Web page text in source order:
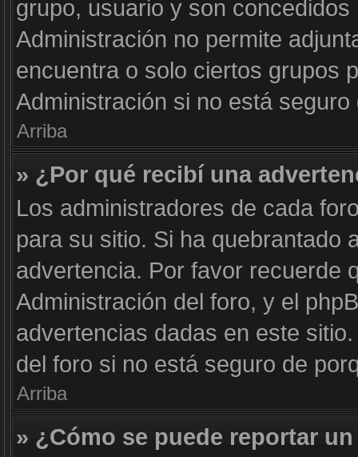
grupo, usuario y son
Administración no permite
encuentra o solo ciertos grupos
Administración si no está
Arriba
» ¿Por qué recibí una
Los administradores de cada
para su sitio. Si ha quebrantado
advertencia. Por favor recuerde
Administración del foro, y el
advertencias dadas en este
del foro si no está seguro de
Arriba
» ¿Cómo se puede reportar